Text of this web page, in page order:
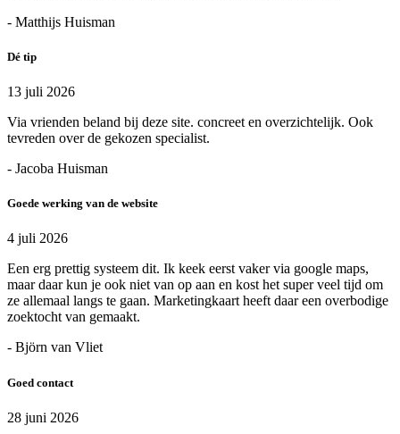
- Matthijs Huisman
Dé tip
13 juli 2026
Via vrienden beland bij deze site. concreet en overzichtelijk. Ook
tevreden over de gekozen specialist.
- Jacoba Huisman
Goede werking van de website
4 juli 2026
Een erg prettig systeem dit. Ik keek eerst vaker via google maps,
maar daar kun je ook niet van op aan en kost het super veel tijd om
ze allemaal langs te gaan. Marketingkaart heeft daar een overbodige
zoektocht van gemaakt.
- Björn van Vliet
Goed contact
28 juni 2026